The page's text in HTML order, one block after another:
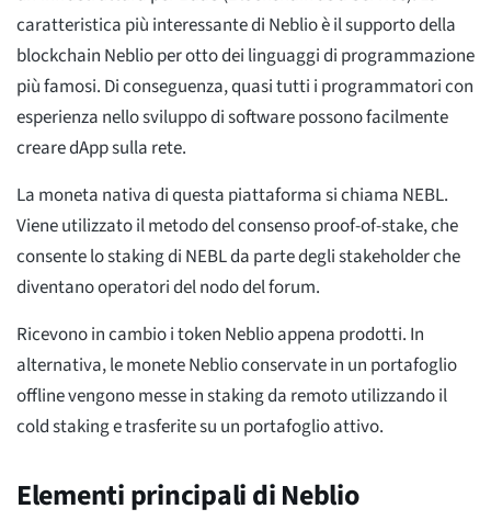
caratteristica più interessante di Neblio è il supporto della
blockchain Neblio per otto dei linguaggi di programmazione
più famosi. Di conseguenza, quasi tutti i programmatori con
esperienza nello sviluppo di software possono facilmente
creare dApp sulla rete.
La moneta nativa di questa piattaforma si chiama NEBL.
Viene utilizzato il metodo del consenso proof-of-stake, che
consente lo staking di NEBL da parte degli stakeholder che
diventano operatori del nodo del forum.
Ricevono in cambio i token Neblio appena prodotti. In
alternativa, le monete Neblio conservate in un portafoglio
offline vengono messe in staking da remoto utilizzando il
cold staking e trasferite su un portafoglio attivo.
Elementi principali di Neblio